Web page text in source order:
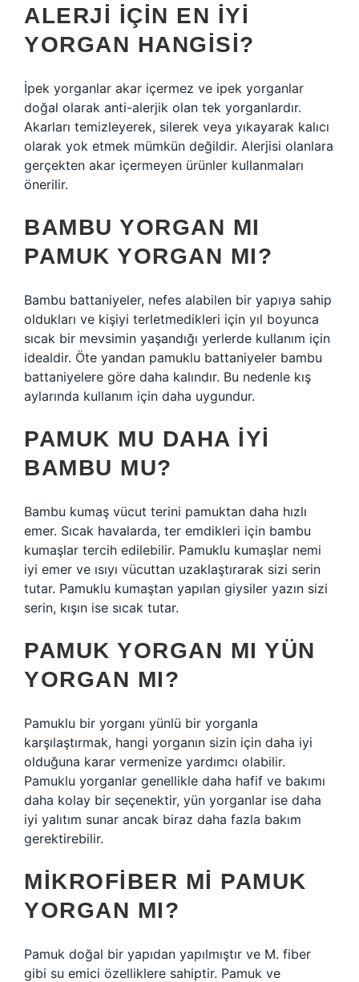
ALERJI IÇIN EN IYI
YORGAN HANGISI?
İpek yorganlar akar içermez ve ipek yorganlar
doğal olarak anti-alerjik olan tek yorganlardır.
Akarları temizleyerek, silerek veya yıkayarak kalıcı
olarak yok etmek mümkün değildir. Alerjisi olanlara
gerçekten akar içermeyen ürünler kullanmaları
önerilir.
BAMBU YORGAN MI
PAMUK YORGAN MI?
Bambu battaniyeler, nefes alabilen bir yapıya sahip
oldukları ve kişiyi terletmedikleri için yıl boyunca
sıcak bir mevsimin yaşandığı yerlerde kullanım için
idealdir. Öte yandan pamuklu battaniyeler bambu
battaniyelere göre daha kalındır. Bu nedenle kış
aylarında kullanım için daha uygundur.
PAMUK MU DAHA IYI
BAMBU MU?
Bambu kumaş vücut terini pamuktan daha hızlı
emer. Sıcak havalarda, ter emdikleri için bambu
kumaşlar tercih edilebilir. Pamuklu kumaşlar nemi
iyi emer ve ısıyı vücuttan uzaklaştırarak sizi serin
tutar. Pamuklu kumaştan yapılan giysiler yazın sizi
serin, kışın ise sıcak tutar.
PAMUK YORGAN MI YÜN
YORGAN MI?
Pamuklu bir yorganı yünlü bir yorganla
karşılaştırmak, hangi yorganın sizin için daha iyi
olduğuna karar vermenize yardımcı olabilir.
Pamuklu yorganlar genellikle daha hafif ve bakımı
daha kolay bir seçenektir, yün yorganlar ise daha
iyi yalıtım sunar ancak biraz daha fazla bakım
gerektirebilir.
MIKROFIBER MI PAMUK
YORGAN MI?
Pamuk doğal bir yapıdan yapılmıştır ve M. fiber
gibi su emici özelliklere sahiptir. Pamuk ve